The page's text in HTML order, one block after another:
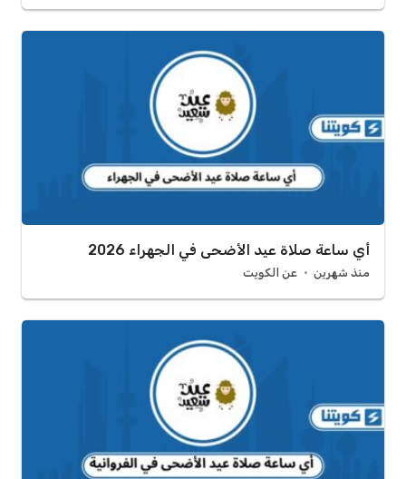
أي ساعة صلاة عيد الأضحى في الجهراء 2026
منذ شهرين عن الكويت